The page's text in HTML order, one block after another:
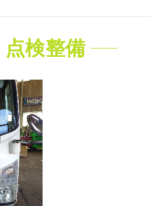
検整備